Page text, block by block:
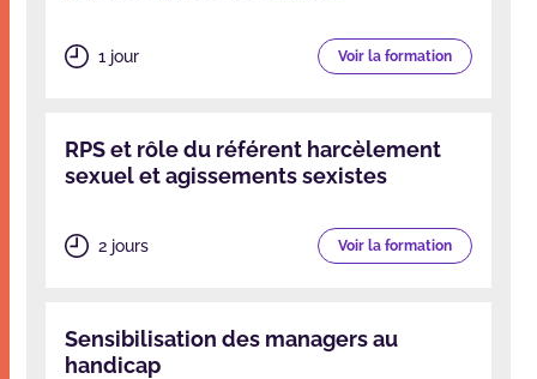
1 jour Voir la formation
RPS et rôle du référent harcèlement
sexuel et agissements sexistes
2 jours Voir la formation
Sensibilisation des managers au
handicap